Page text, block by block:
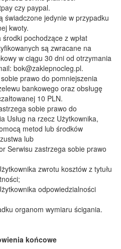
czy paypal.
świadczone jedynie w przypadku
kwoty.
pochodzące z wpłat
są zwracane na
w ciągu 30 dni od otrzymania
bok@zaklepnocleg.pl.
prawo do pomniejszenia
bankowego oraz obsługę
10 PLN.
sobie prawo do
Usług na rzecz Użytkownika,
metod lub środków
lub
Serwisu zastrzega sobie prawo
zwrotu kosztów z tytułu
odpowiedzialności
organom wymiaru ścigania.
końcowe